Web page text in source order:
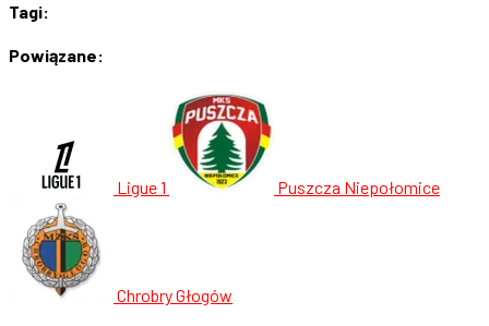
Tagi:
Powiązane:
Ligue 1 Puszcza Niepołomice
Chrobry Głogów